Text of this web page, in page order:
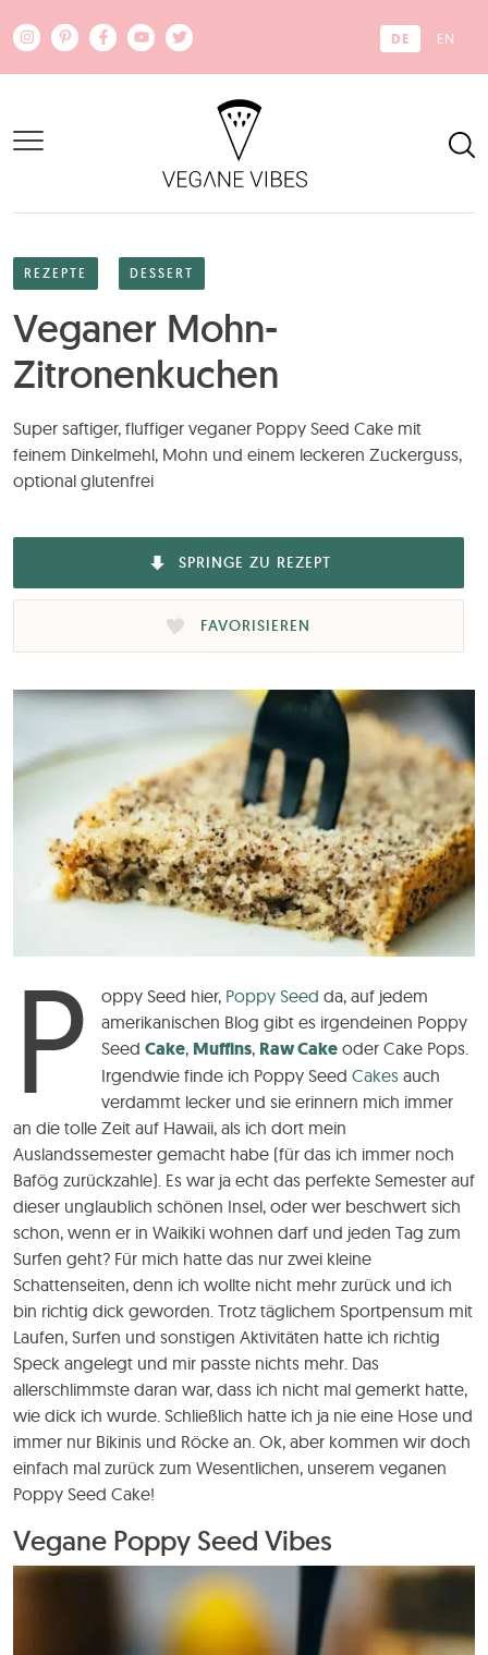
DE EN
REZEPTE DESSERT
Veganer Mohn-
Zitronenkuchen
Super saftiger, fluffiger veganer Poppy Seed Cake mit
feinem Dinkelmehl, Mohn und einem leckeren Zuckerguss,
optional glutenfrei
SPRINGE ZU REZEPT
FAVORISIEREN
P oppy Seed hier, Poppy Seed da, auf jedem
amerikanischen Blog gibt es irgendeinen Poppy
SeedCake, Muffins, Raw Cake oder Cake Pops.
Irgendwie finde ich Poppy SeedCakes auch
verdammt lecker und sie erinnern mich immer
an die tolle Zeit auf Hawaii, als ich dort mein
Auslandssemester gemacht habe (für das ich immer noch
Bafög zurückzahle). Es war ja echt das perfekte Semester auf
dieser unglaublich schönen Insel, oder wer beschwert sich
schon, wenn er in Waikiki wohnen darf und jeden Tag zum
Surfen geht? Für mich hatte das nur zwei kleine
Schattenseiten, denn ich wollte nicht mehr zurück und ich
bin richtig dick geworden. Trotz täglichem Sportpensum mit
Laufen, Surfen und sonstigen Aktivitäten hatte ich richtig
Speck angelegt und mir passte nichts mehr. Das
allerschlimmste daran war, dass ich nicht mal gemerkt hatte,
wie dick ich wurde. Schließlich hatte ich ja nie eine Hose und
immer nur Bikinis und Röcke an. Ok, aber kommen wir doch
einfach mal zurück zum Wesentlichen, unserem veganen
Poppy Seed Cake!
Vegane Poppy Seed Vibes